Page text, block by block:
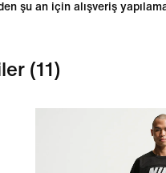
şu an için alışveriş
(11)